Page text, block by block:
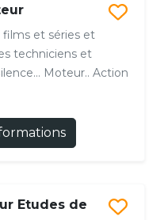
et séries et
techniciens et
Moteur.. Action
Etudes de